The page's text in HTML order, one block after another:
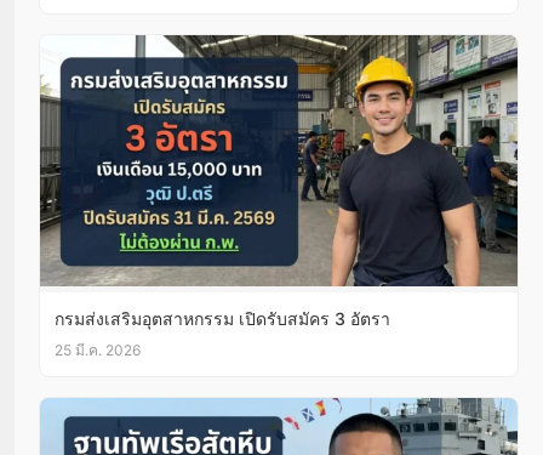
กรมส่งเสริมอุตสาหกรรม เปิดรับสมัคร 3 อัตรา
25 มี.ค. 2026